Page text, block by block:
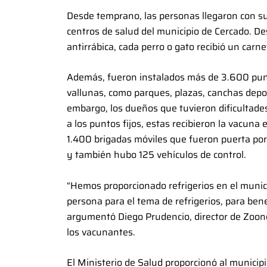
Desde temprano, las personas llegaron con
centros de salud del municipio de Cercado.
antirrábica, cada perro o gato recibió un
Además, fueron instalados más de 3.600
vallunas, como parques, plazas, canchas
embargo, los dueños que tuvieron
a los puntos fijos, estas recibieron la vacuna
1.400 brigadas móviles que fueron puerta
y también hubo 125 vehículos de control.
“Hemos proporcionado refrigerios en el
persona para el tema de refrigerios, para
argumentó Diego Prudencio, director de
los vacunantes.
El Ministerio de Salud proporcionó al